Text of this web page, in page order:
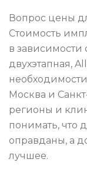
Вопрос цены
Стоимость
в зависимости
двухэтапная,
Москва и
регионы и
понимать, что
оправданы, а
лучшее.